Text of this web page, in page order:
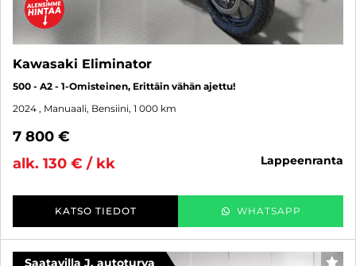
Kawasaki Eliminator
500 - A2 - 1-Omisteinen, Erittäin vähän ajettu!
2024 , Manuaali, Bensiini, 1 000 km
7 800 €
alk. 130 € / kk
lappeenranta
KATSO TIEDOT WHATSAPP
Saatavilla J. autoturva